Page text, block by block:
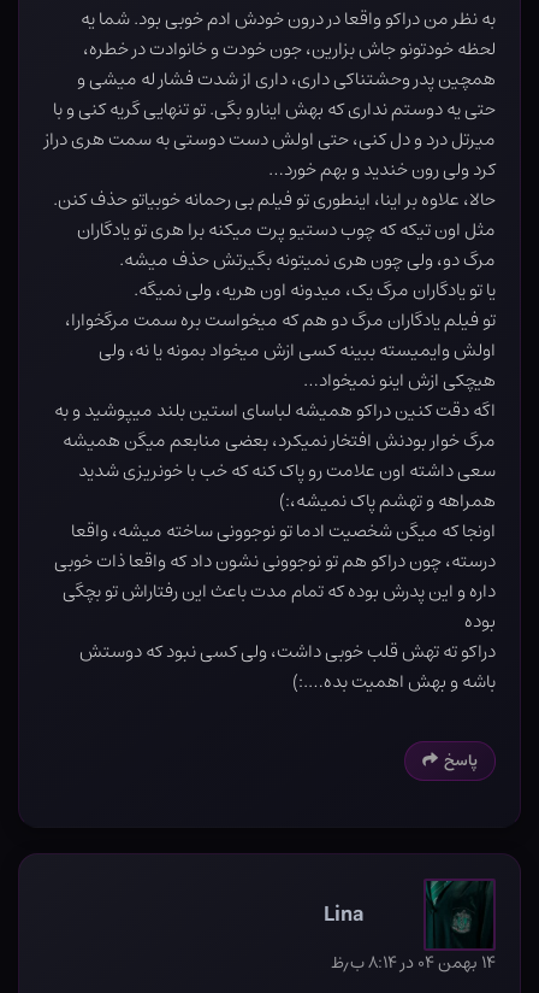
به نظر من دراکو واقعا در درون خودش ادم خوبی بود. شما یه
لحظه خودتونو جاش بزارین، جون خودت و خانوادت در خطره،
همچین پدر وحشتناکی داری، داری از شدت فشار له میشی و
حتی یه دوستم نداری که بهش اینارو بگی. تو تنهایی گریه کنی و با
میرتل درد و دل کنی، حتی اولش دست دوستی به سمت هری دراز
کرد ولی رون خندید و بهم خورد…
حالا، علاوه بر اینا، اینطوری تو فیلم بی رحمانه خوبیاتو حذف کنن.
مثل اون تیکه که چوب دستیو پرت میکنه برا هری تو یادگاران
مرگ دو، ولی چون هری نمیتونه بگیرتش حذف میشه.
یا تو یادگاران مرگ یک، میدونه اون هریه، ولی نمیگه.
تو فیلم یادگاران مرگ دو هم که میخواست بره سمت مرگخوارا،
اولش وایمیسته ببینه کسی ازش میخواد بمونه یا نه، ولی
هیچکی ازش اینو نمیخواد…
اگه دقت کنین دراکو همیشه لباسای استین بلند میپوشید و به
مرگ خوار بودنش افتخار نمیکرد، بعضی منابعم میگن همیشه
سعی داشته اون علامت رو پاک کنه که خب با خونریزی شدید
همراهه و تهشم پاک نمیشه،:)
اونجا که میگن شخصیت ادما تو نوجوونی ساخته میشه، واقعا
درسته، چون دراکو هم تو نوجوونی نشون داد که واقعا ذات خوبی
داره و این پدرش بوده که تمام مدت باعث این رفتاراش تو بچگی
بوده
دراکو ته تهش قلب خوبی داشت، ولی کسی نبود که دوستش
باشه و بهش اهمیت بده….:)
پاسخ
Lina